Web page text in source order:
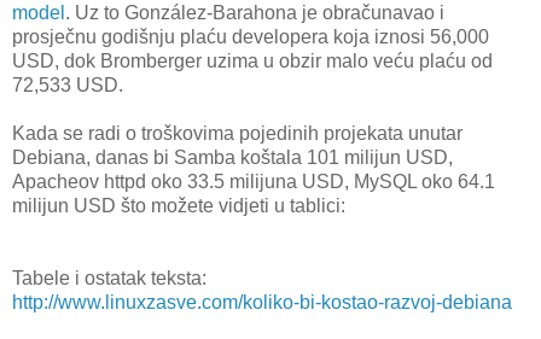
model . Uz to González-Barahona je obračunavao i
prosječnu godišnju plaću developera koja iznosi 56,000
USD, dok Bromberger uzima u obzir malo veću plaću od
72,533 USD.
Kada se radi o troškovima pojedinih projekata unutar
Debiana, danas bi Samba koštala 101 milijun USD,
Apacheov httpd oko 33.5 milijuna USD, MySQL oko 64.1
milijun USD što možete vidjeti u tablici:
Tabele i ostatak teksta:
http://www.linuxzasve.com/koliko-bi-kostao-razvoj-debiana